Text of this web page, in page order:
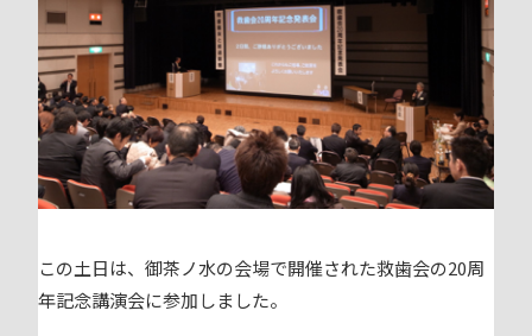
この土日は、御茶ノ水の会場で開催された救歯会の20周
年記念講演会に参加しました。